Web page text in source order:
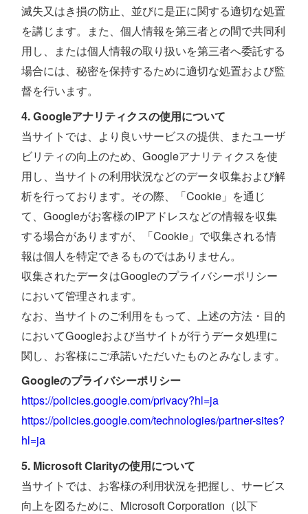
滅失又はき損の防止、並びに是正に関する適切な処置
を講じます。また、個人情報を第三者との間で共同利
用し、または個人情報の取り扱いを第三者へ委託する
場合には、秘密を保持するために適切な処置および監
督を行います。
4. Googleアナリティクスの使用について
当サイトでは、より良いサービスの提供、またユーザ
ビリティの向上のため、Googleアナリティクスを使
用し、当サイトの利用状況などのデータ収集および解
析を行っております。その際、「Cookie」を通じ
て、Googleがお客様のIPアドレスなどの情報を収集
する場合がありますが、「Cookie」で収集される情
報は個人を特定できるものではありません。
収集されたデータはGoogleのプライバシーポリシー
において管理されます。
なお、当サイトのご利用をもって、上述の方法・目的
においてGoogleおよび当サイトが行うデータ処理に
関し、お客様にご承諾いただいたものとみなします。
Googleのプライバシーポリシー
https://policies.google.com/privacy?hl=ja
https://policies.google.com/technologies/partner-sites?
hl=ja
5. Microsoft Clarityの使用について
当サイトでは、お客様の利用状況を把握し、サービス
向上を図るために、Microsoft Corporation（以下